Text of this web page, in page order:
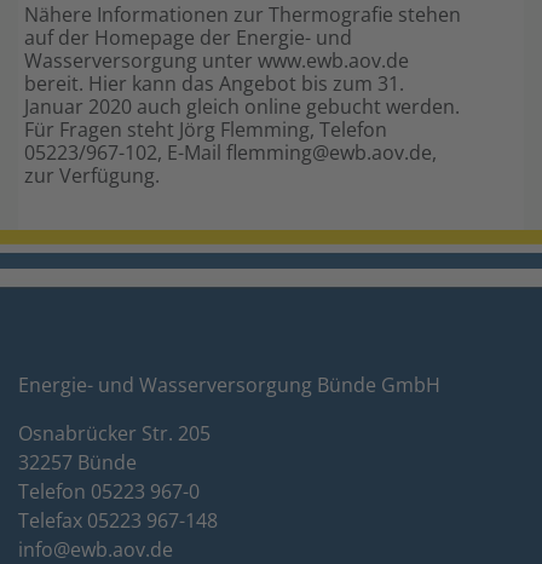
Nähere Informationen zur Thermografie stehen
auf der Homepage der Energie- und
Wasserversorgung unter www.ewb.aov.de
bereit. Hier kann das Angebot bis zum 31.
Januar 2020 auch gleich online gebucht werden.
Für Fragen steht Jörg Flemming, Telefon
05223/967-102, E-Mail flemming@ewb.aov.de,
zur Verfügung.
Energie- und Wasserversorgung Bünde GmbH
Osnabrücker Str. 205
32257 Bünde
Telefon 05223 967-0
Telefax 05223 967-148
info@ewb.aov.de